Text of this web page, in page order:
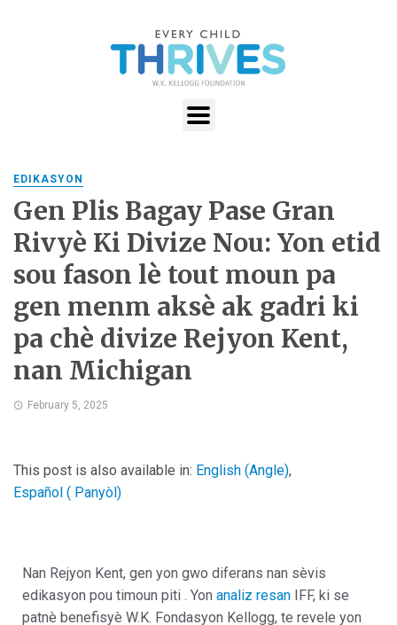
EDIKASYON
Gen Plis Bagay Pase Gran
Rivyè Ki Divize Nou: Yon etid
sou fason lè tout moun pa
gen menm aksè ak gadri ki
pa chè divize Rejyon Kent,
nan Michigan
February 5, 2025
This post is also available in: English (Angle)
Español ( Panyòl)
Nan Rejyon Kent, gen yon gwo diferans nan sèvis
edikasyon pou timoun piti . Yon analiz resan IFF, ki se
patnè benefisyè W.K. Fondasyon Kellogg, te revele yon